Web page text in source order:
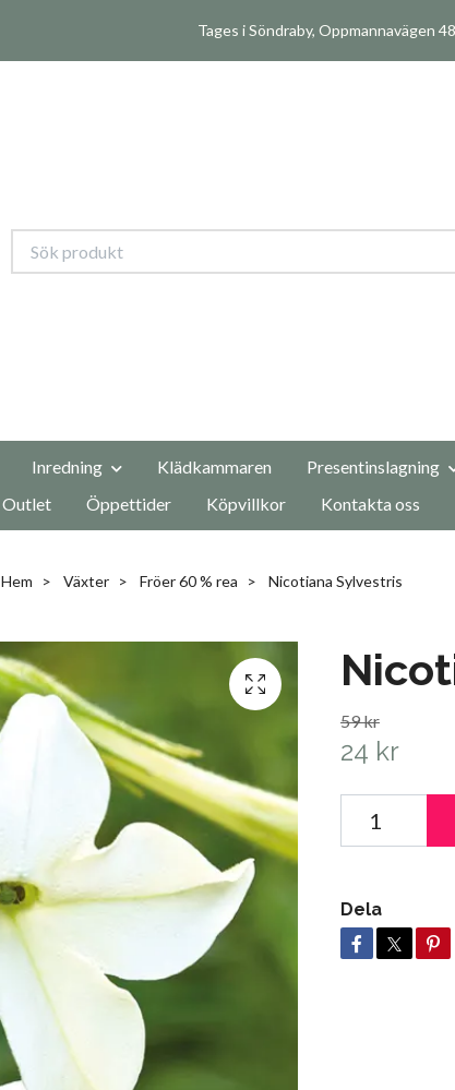
Tages i Söndraby, Oppmannavägen
Inredning Klädkammaren Presentinslagning
Outlet
Öppettider Köpvillkor Kontakta oss
Hem Växter Fröer 60 % rea Nicotiana Sylvestris
59 kr
24 kr
Dela